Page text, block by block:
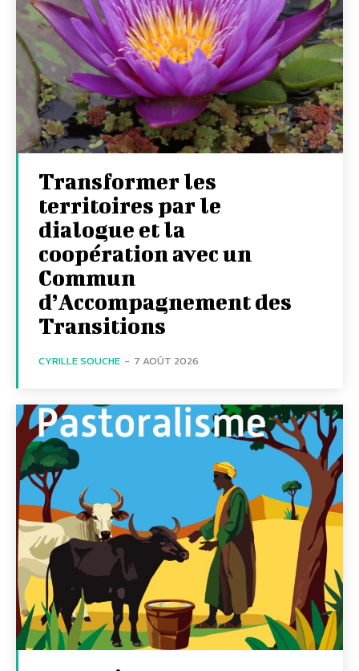
Transformer les
territoires par le
dialogue et la
coopération avec un
Commun
d’Accompagnement des
Transitions
CYRILLE SOUCHE - 7 AOÛT 2026